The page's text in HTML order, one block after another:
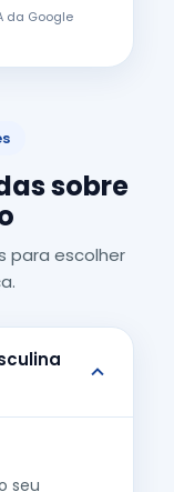
da Google
sobre
para escolher
seu